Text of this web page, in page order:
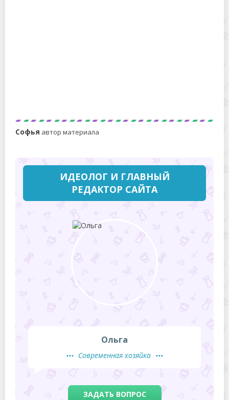
Софья автор материала
ИДЕОЛОГ И ГЛАВНЫЙ
РЕДАКТОР САЙТА
Ольга
Современная хозяйка
ЗАДАТЬ ВОПРОС